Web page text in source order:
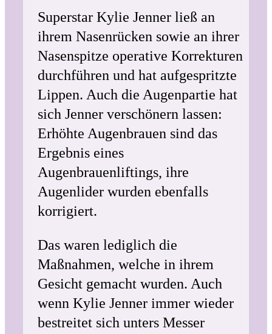
Superstar Kylie Jenner ließ an
ihrem Nasenrücken sowie an ihrer
Nasenspitze operative Korrekturen
durchführen und hat aufgespritzte
Lippen. Auch die Augenpartie hat
sich Jenner verschönern lassen:
Erhöhte Augenbrauen sind das
Ergebnis eines
Augenbrauenliftings, ihre
Augenlider wurden ebenfalls
korrigiert.
Das waren lediglich die
Maßnahmen, welche in ihrem
Gesicht gemacht wurden. Auch
wenn Kylie Jenner immer wieder
bestreitet sich unters Messer